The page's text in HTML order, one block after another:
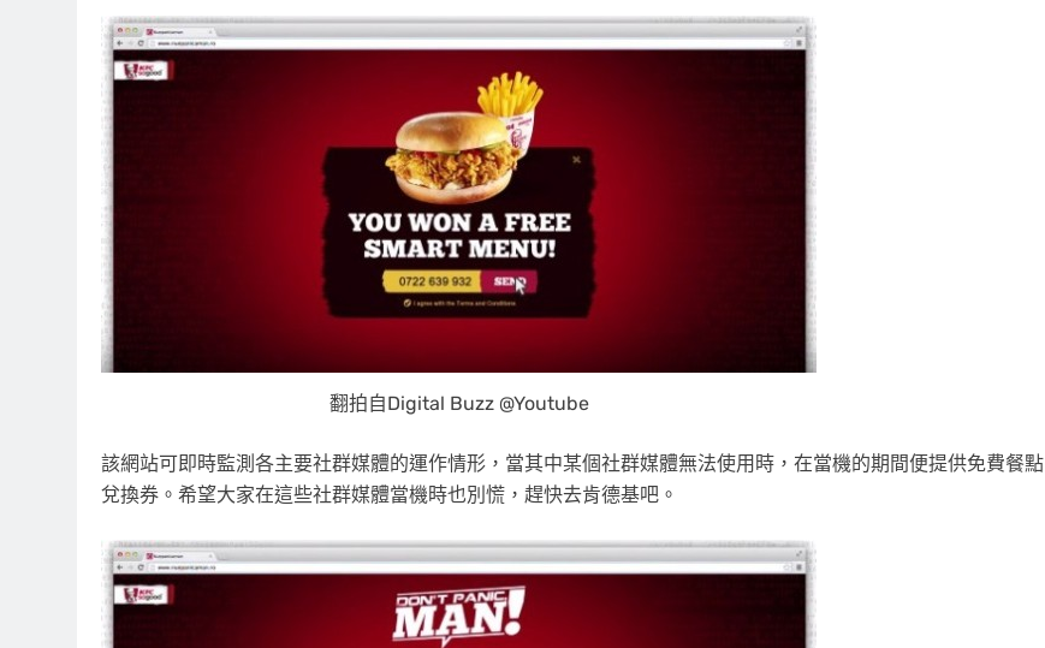
翻拍自Digital Buzz @Youtube
該網站可即時監測各主要社群媒體的運作情形，當其中某個社群媒體無法使用時，在當機的期間便提供免費餐點
兌換券。希望大家在這些社群媒體當機時也別慌，趕快去肯德基吧。